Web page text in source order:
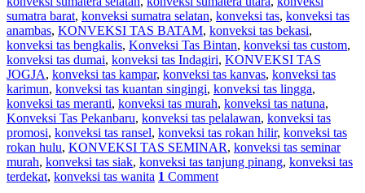
sumatra barat, konveksi sumatra selatan, konveksi tas, konveksi tas
anambas, KONVEKSI TAS BATAM, konveksi tas bekasi,
konveksi tas bengkalis, Konveksi Tas Bintan, konveksi tas custom,
konveksi tas dumai, konveksi tas Indagiri, KONVEKSI TAS
JOGJA, konveksi tas kampar, konveksi tas kanvas, konveksi tas
karimun, konveksi tas kuantan singingi, konveksi tas lingga,
konveksi tas meranti, konveksi tas murah, konveksi tas natuna,
Konveksi Tas Pekanbaru, konveksi tas pelalawan, konveksi tas
promosi, konveksi tas ransel, konveksi tas rokan hilir, konveksi tas
rokan hulu, KONVEKSI TAS SEMINAR, konveksi tas seminar
murah, konveksi tas siak, konveksi tas tanjung pinang, konveksi tas
terdekat, konveksi tas wanita 1 Comment